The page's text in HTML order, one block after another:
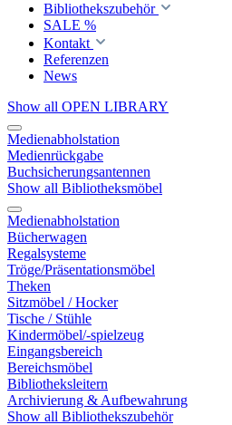
Bibliothekszubehör
SALE %
Kontakt
Referenzen
News
Show all OPEN LIBRARY
Medienabholstation
Medienrückgabe
Buchsicherungsantennen
Show all Bibliotheksmöbel
Medienabholstation
Bücherwagen
Regalsysteme
Tröge/Präsentationsmöbel
Theken
Sitzmöbel / Hocker
Tische / Stühle
Kindermöbel/-spielzeug
Eingangsbereich
Bereichsmöbel
Bibliotheksleitern
Archivierung & Aufbewahrung
Show all Bibliothekszubehör